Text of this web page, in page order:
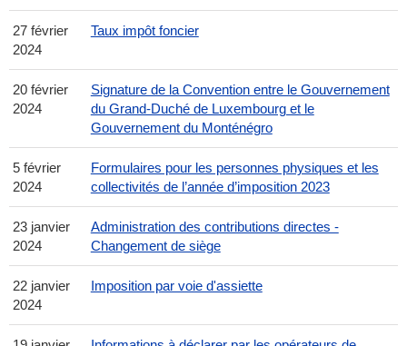
27 février
2024
Taux impôt foncier
20 février
2024
Signature de la Convention entre le Gouvernement
du Grand-Duché de Luxembourg et le
Gouvernement du Monténégro
5 février
2024
Formulaires pour les personnes physiques et les
collectivités de l’année d’imposition 2023
23 janvier
2024
Administration des contributions directes -
Changement de siège
22 janvier
2024
Imposition par voie d'assiette